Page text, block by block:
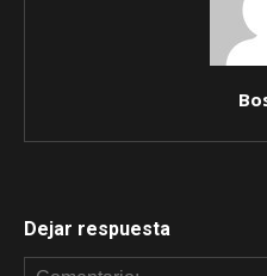
Dejar respuesta